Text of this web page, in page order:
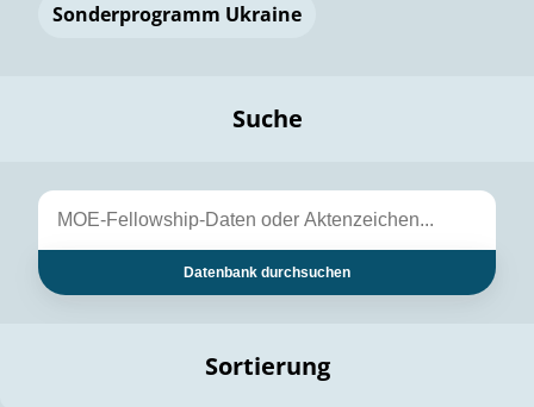
Sonderprogramm Ukraine
Suche
Datenbank durchsuchen
Sortierung